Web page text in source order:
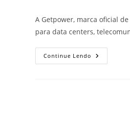
A Getpower, marca oficial
para data centers,
Continue Lendo